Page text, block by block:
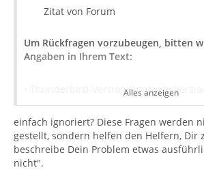
Zitat von Forum
Um Rückfragen vorzubeugen, bitten
Angaben in Ihrem Text:
• Thunderbird-Version (konkrete
• Betriebssystem + Version
• Kontenart (POP / IMAP)
Alles anzeigen
einfach ignoriert? Diese Fragen werden
gestellt, sondern helfen den Helfern, Dir
beschreibe Dein Problem etwas
nicht".